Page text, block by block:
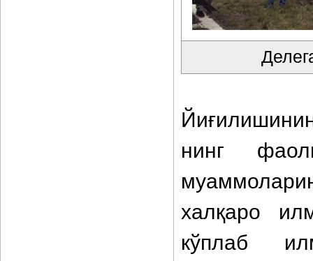
нинг
халқаро
кўплаб